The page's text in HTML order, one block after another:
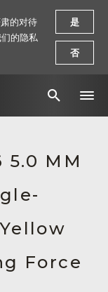
5.0 MM
Force
的对待
的隐私
是
否